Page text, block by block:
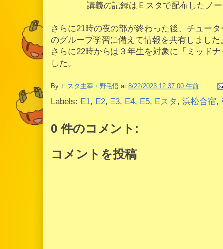
講義の記録はＥスタで配布したノ
さらに21時の夜の部が終わった後、チュー
のグループ学習に備えて情報を共有しました
さらに22時からは３年生を対象に「ミッド
した。
By Ｅスタ主宰・野毛悟 at 8/22/2023 12:37:00 午前
Labels: E1, E2, E3, E4, E5, Eスタ , 浜松合宿,
0 件のコメント:
コメントを投稿